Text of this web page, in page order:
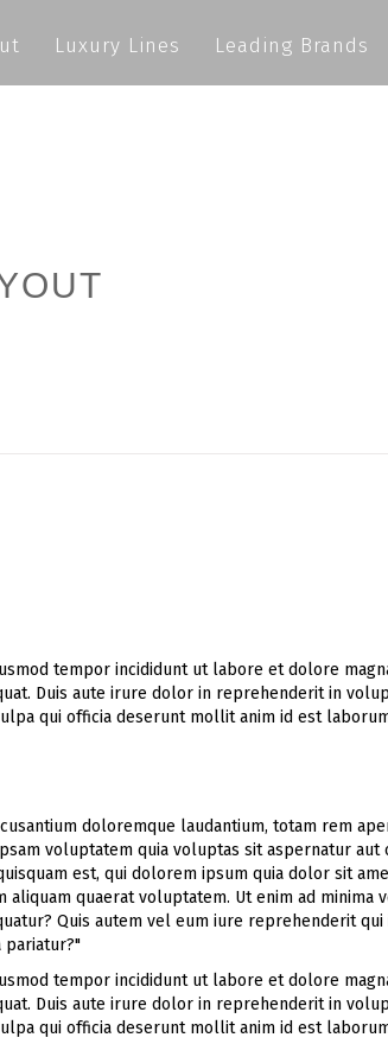
Luxury Lines Leading Brands
tempor incididunt ut labore et dolore
Duis aute irure dolor in reprehenderit in
qui officia deserunt mollit anim id est
doloremque laudantium, totam rem
voluptatem quia voluptas sit aspernatur
est, qui dolorem ipsum quia dolor sit
quaerat voluptatem. Ut enim ad minima
Quis autem vel eum iure reprehenderit
pariatur?"
tempor incididunt ut labore et dolore
Duis aute irure dolor in reprehenderit in
qui officia deserunt mollit anim id est